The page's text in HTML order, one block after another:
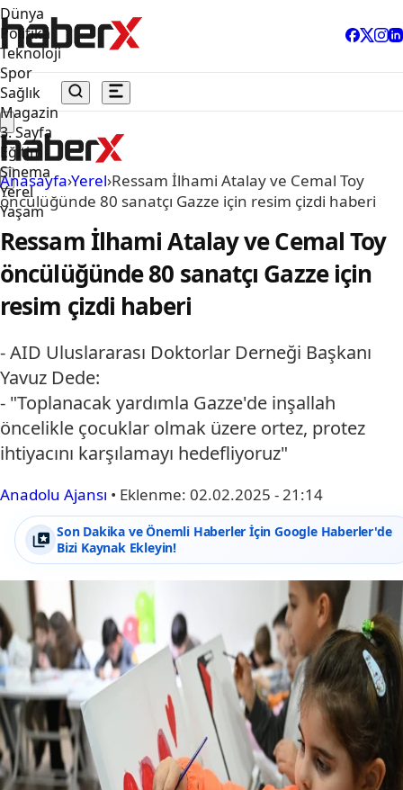
Dünya
Politika
Teknoloji
Spor
Sağlık
Magazin
3. Sayfa
Eğitim
Sinema
Yerel
Yaşam
Anasayfa›Yerel›Ressam İlhami Atalay ve Cemal Toy
öncülüğünde 80 sanatçı Gazze için resim çizdi haberi
Ressam İlhami Atalay ve Cemal Toy
öncülüğünde 80 sanatçı Gazze için
resim çizdi haberi
- AID Uluslararası Doktorlar Derneği Başkanı
Yavuz Dede:
- "Toplanacak yardımla Gazze'de inşallah
öncelikle çocuklar olmak üzere ortez, protez
ihtiyacını karşılamayı hedefliyoruz"
Anadolu Ajansı • Eklenme: 02.02.2025 - 21:14
Son Dakika ve Önemli Haberler İçin Google Haberler'de
Bizi Kaynak Ekleyin!